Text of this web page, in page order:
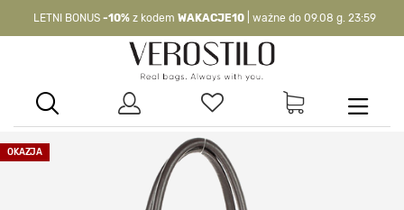
LETNI BONUS -10% z kodem WAKACJE10 | ważne do 09.08 g. 23:59
WAKACJE10| nie dotyczy produktów z flagą OKAZJA >
OKAZJA